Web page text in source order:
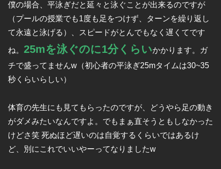
僕の場合、平泳ぎだと延々と泳ぐことが出来るのですが
（プールの授業でも1度も足をつけず、ターンを繰り返し
て永遠と泳げる）、スピードがとんでもなく遅くてです
ね。 25mを泳ぐのに1分くらいかかります。ガ
チで盛ってませんw（初心者の平泳ぎ25mタイムは30~35
秒くらいらしい）
体育の先生にも見てもらったのですが、どうやら足の動き
がダメみたいなんですよ。でもまぁ直そうともしなかった
けどさ笑 死ぬほど遅いのは自覚するくらいではあるけ
ど、別にこれでいいやーってなりましたw